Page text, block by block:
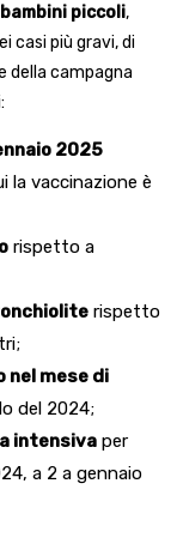
piccoli,
casi più gravi, di
della campagna
2025
la vaccinazione è
rispetto a
rispetto
nel mese di
del 2024;
intensiva per
a 2 a gennaio